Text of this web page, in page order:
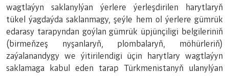
wagtlaýyn saklanylýan ýerlere ýerleşdirilen harytlaryň
tükel ýagdaýda saklanmagy, şeýle hem ol ýerlere gümrük
edarasy tarapyndan goýlan gümrük üpjünçiligi belgileriniň
(birmeňzeş nyşanlaryň, plombalaryň, möhürleriň)
zaýalanandygy we ýitirilendigi üçin harytlary wagtlaýyn
saklamaga kabul eden tarap Türkmenistanyň ulanylýan